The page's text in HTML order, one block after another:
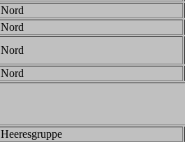
Nord
Nord
Nord
Nord
Heeresgruppe